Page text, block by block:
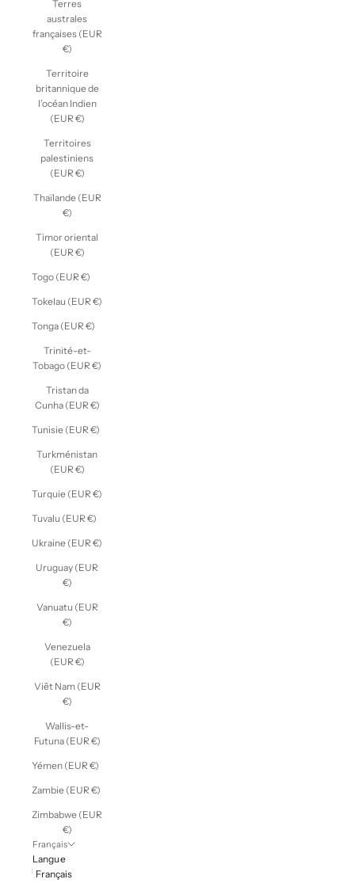
Terres
australes
françaises (EUR
€)
Territoire
britannique de
l’océan Indien
(EUR €)
Territoires
palestiniens
(EUR €)
Thaïlande (EUR
€)
Timor oriental
(EUR €)
Togo (EUR €)
Tokelau (EUR €)
Tonga (EUR €)
Trinité-et-
Tobago (EUR €)
Tristan da
Cunha (EUR €)
Tunisie (EUR €)
Turkménistan
(EUR €)
Turquie (EUR €)
Tuvalu (EUR €)
Ukraine (EUR €)
Uruguay (EUR
€)
Vanuatu (EUR
€)
Venezuela
(EUR €)
Viêt Nam (EUR
€)
Wallis-et-
Futuna (EUR €)
Yémen (EUR €)
Zambie (EUR €)
Zimbabwe (EUR
€)
Français
Langue
Français